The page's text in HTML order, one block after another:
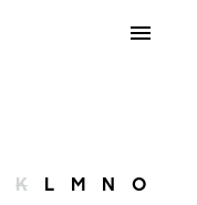
K L M N O